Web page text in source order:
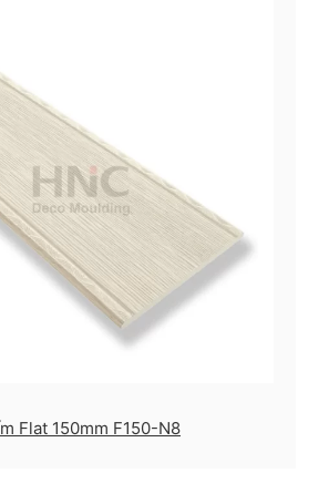
Flat 150mm F150-N8